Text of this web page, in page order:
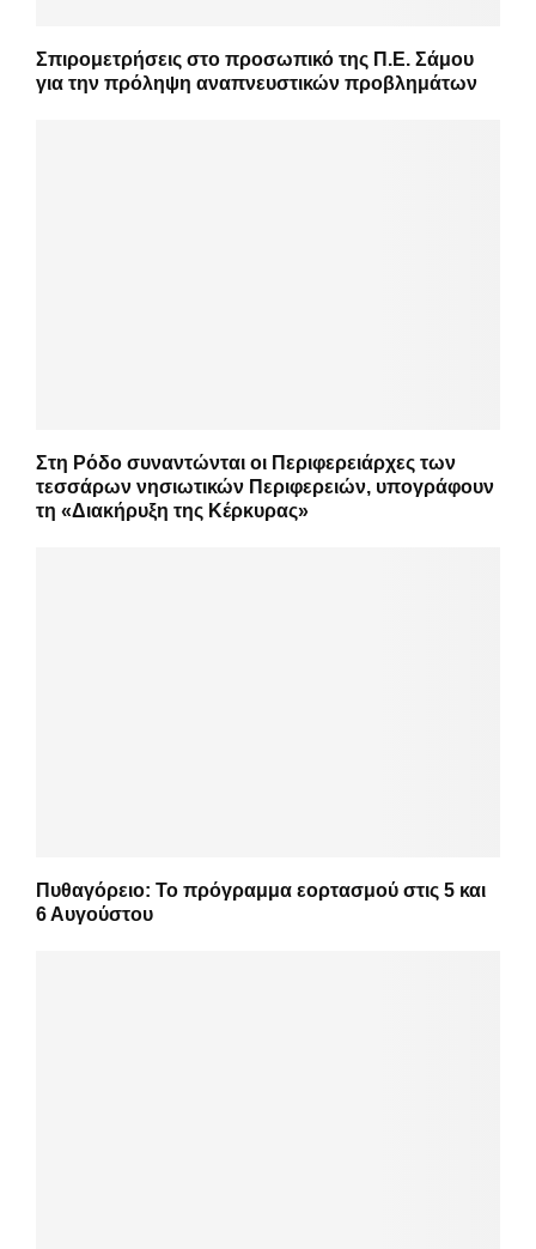
Σπιρομετρήσεις στο προσωπικό της Π.Ε. Σάμου
για την πρόληψη αναπνευστικών προβλημάτων
Στη Ρόδο συναντώνται οι Περιφερειάρχες των
τεσσάρων νησιωτικών Περιφερειών, υπογράφουν
τη «Διακήρυξη της Κέρκυρας»
Πυθαγόρειο: Το πρόγραμμα εορτασμού στις 5 και
6 Αυγούστου